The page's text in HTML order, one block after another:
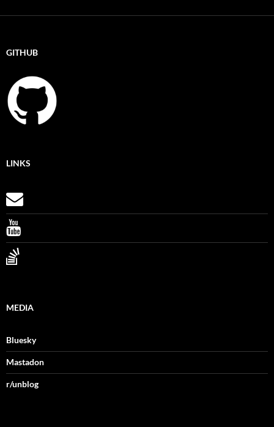
GITHUB
LINKS
MEDIA
Bluesky
Mastadon
r/unblog